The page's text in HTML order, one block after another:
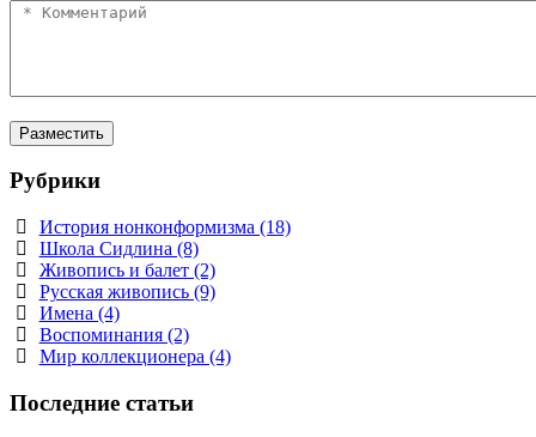
Рубрики
История нонконформизма (18)
Школа Сидлина (8)
Живопись и балет (2)
Русская живопись (9)
Имена (4)
Воспоминания (2)
Мир коллекционера (4)
Последние статьи